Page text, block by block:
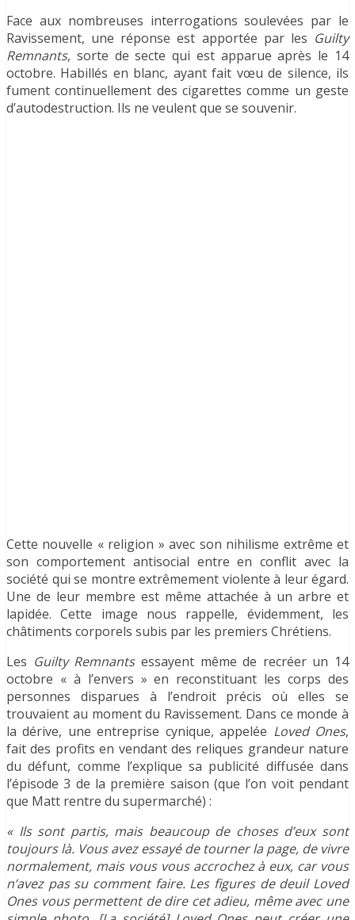
Face aux nombreuses interrogations soulevées par le
Ravissement, une réponse est apportée par les Guilty
Remnants, sorte de secte qui est apparue après le 14
octobre. Habillés en blanc, ayant fait vœu de silence, ils
fument continuellement des cigarettes comme un geste
d’autodestruction. Ils ne veulent que se souvenir.
Cette nouvelle « religion » avec son nihilisme extrême et
son comportement antisocial entre en conflit avec la
société qui se montre extrêmement violente à leur égard.
Une de leur membre est même attachée à un arbre et
lapidée. Cette image nous rappelle, évidemment, les
châtiments corporels subis par les premiers Chrétiens.
Les Guilty Remnantsessayent même de recréer un 14
octobre « à l’envers » en reconstituant les corps des
personnes disparues à l’endroit précis où elles se
trouvaient au moment du Ravissement. Dans ce monde à
la dérive, une entreprise cynique, appelée Loved Ones,
fait des profits en vendant des reliques grandeur nature
du défunt, comme l’explique sa publicité diffusée dans
l’épisode 3 de la première saison (que l’on voit pendant
que Matt rentre du supermarché) :
« Ils sont partis, mais beaucoup de choses d’eux sont
toujours là. Vous avez essayé de tourner la page, de vivre
normalement, mais vous vous accrochez à eux, car vous
n’avez pas su comment faire. Les figures de deuil Loved
Ones vous permettent de dire cet adieu, même avec une